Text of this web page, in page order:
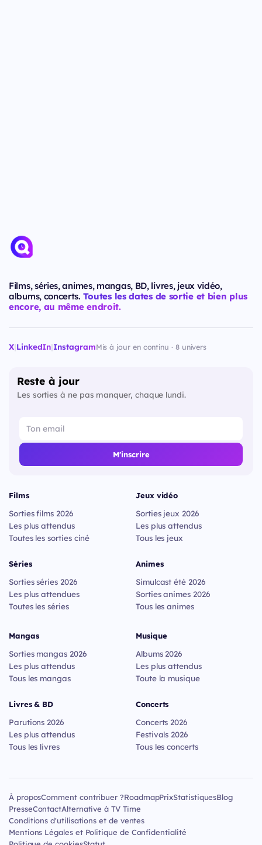
Films, séries, animes, mangas, BD, livres, jeux vidéo,
albums, concerts. Toutes les dates de sortie et bien plus
encore, au même endroit.
X|LinkedIn|InstagramMis à jour en continu · 8 univers
Reste à jour
Les sorties à ne pas manquer, chaque lundi.
M'inscrire
Films
Sorties films 2026
Les plus attendus
Toutes les sorties ciné
Séries
Sorties séries 2026
Les plus attendues
Toutes les séries
Jeux vidéo
Sorties jeux 2026
Les plus attendus
Tous les jeux
Animes
Simulcast été 2026
Sorties animes 2026
Tous les animes
Mangas
Sorties mangas 2026
Les plus attendus
Tous les mangas
Livres & BD
Parutions 2026
Les plus attendus
Tous les livres
Musique
Albums 2026
Les plus attendus
Toute la musique
Concerts
Concerts 2026
Festivals 2026
Tous les concerts
À proposComment contribuer ?RoadmapPrixStatistiquesBlog
PresseContactAlternative à TV Time
Conditions d'utilisations et de ventes
Mentions Légales et Politique de Confidentialité